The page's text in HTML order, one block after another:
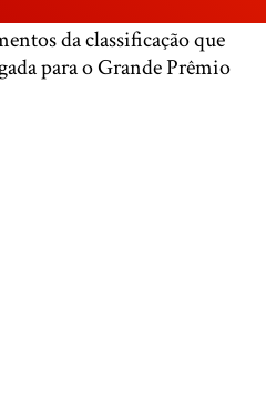
da classificação que
para o Grande Prêmio